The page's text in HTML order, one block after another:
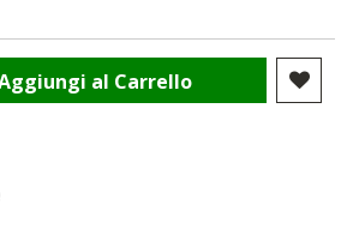
al Carrello